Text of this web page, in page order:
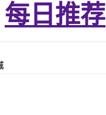
每日推荐